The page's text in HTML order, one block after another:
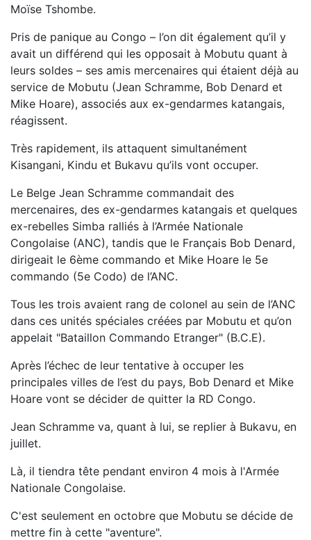
Moïse Tshombe.
Pris de panique au Congo – l’on dit également qu’il y
avait un différend qui les opposait à Mobutu quant à
leurs soldes – ses amis mercenaires qui étaient déjà au
service de Mobutu (Jean Schramme, Bob Denard et
Mike Hoare), associés aux ex-gendarmes katangais,
réagissent.
Très rapidement, ils attaquent simultanément
Kisangani, Kindu et Bukavu qu’ils vont occuper.
Le Belge Jean Schramme commandait des
mercenaires, des ex-gendarmes katangais et quelques
ex-rebelles Simba ralliés à l’Armée Nationale
Congolaise (ANC), tandis que le Français Bob Denard,
dirigeait le 6ème commando et Mike Hoare le 5e
commando (5e Codo) de l’ANC.
Tous les trois avaient rang de colonel au sein de l’ANC
dans ces unités spéciales créées par Mobutu et qu’on
appelait "Bataillon Commando Etranger" (B.C.E).
Après l’échec de leur tentative à occuper les
principales villes de l’est du pays, Bob Denard et Mike
Hoare vont se décider de quitter la RD Congo.
Jean Schramme va, quant à lui, se replier à Bukavu, en
juillet.
Là, il tiendra tête pendant environ 4 mois à l'Armée
Nationale Congolaise.
C'est seulement en octobre que Mobutu se décide de
mettre fin à cette "aventure".